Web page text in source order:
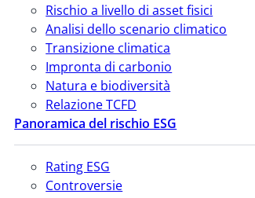
Rischio a livello di asset fisici
Analisi dello scenario climatico
Transizione climatica
Impronta di carbonio
Natura e biodiversità
Relazione TCFD
Panoramica del rischio ESG
Rating ESG
Controversie